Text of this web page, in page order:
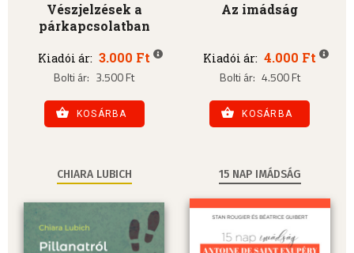
Vészjelzések a
párkapcsolatban
Kiadói ár: 3.000 Ft
Bolti ár: 3.500 Ft
KOSÁRBA
Az imádság
Kiadói ár: 4.000 Ft
Bolti ár: 4.500 Ft
KOSÁRBA
CHIARA LUBICH 15 NAP IMÁDSÁG